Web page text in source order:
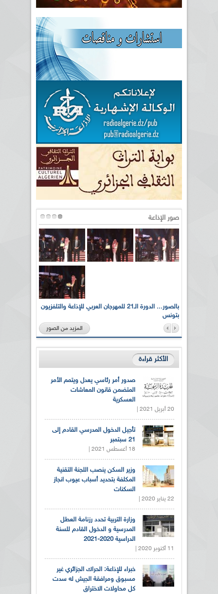
صور الإذاعة
بالصور... الدورة الـ21 للمهرجان العربي للإذاعة والتلفزيون
بتونس
المزيد من الصور
الأكثر قراءة
صدور أمر رئاسي يعدل ويتمم الأمر
المتضمن قانون المعاشات
العسكرية
20 أبريل 2021 |
تأجيل الدخول المدرسي القادم إلى
21 سبتمبر
18 أغسطس 2021 |
وزير السكن ينصب اللجنة التقنية
المكلفة بتحديد أسباب عيوب انجاز
السكنات
22 يناير 2020 |
وزارة التربية تحدد رزنامة العطل
المدرسية و الدخول القادم للسنة
الدراسية 2020-2021
11 أكتوبر 2020 |
خبراء للإذاعة: الحراك الجزائري غير
مسبوق ومرافقة الجيش له سدت
كل محاولات الاختراق